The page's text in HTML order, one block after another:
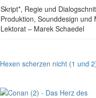
Skript*, Regie und
Produktion, Sounddesign
Lektorat – Marek Schaedel
Hexen scherzen nicht (1 und